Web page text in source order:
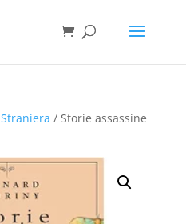
Straniera / Storie assassine